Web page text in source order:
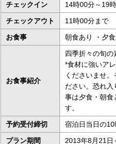
チェックイン 14時00分～19
チェックアウト 11時00分まで
お食事 朝食あり ・夕食
お食事紹介
四季折々の旬の
*食材に強いア
くださいませ
ださい。恐れ
事は夕食・朝食
す。
予約受付締切 宿泊日当日の
プラン期間 2013年8月21日